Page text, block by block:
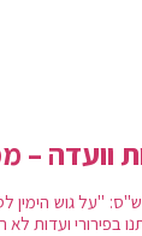
וועדה –
"על גוש
בפירורי ועדות לא